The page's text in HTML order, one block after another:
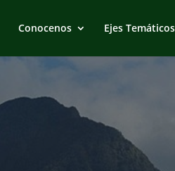
Conocenos Ejes Temáticos